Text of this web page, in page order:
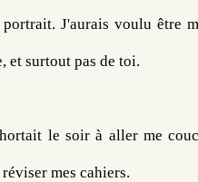
J'aurais voulu être
et surtout pas de toi.
le soir à aller me
mes cahiers.